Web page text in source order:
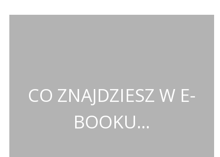
CO ZNAJDZIESZ W E-
BOOKU…